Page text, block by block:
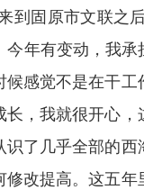
到固原市文联之
年有变动，我
候感觉不是在干
，我就很开心
了几乎全部的
改提高。这五